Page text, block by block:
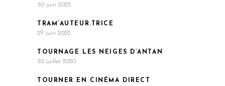
30 juin 2022
TRAM’AUTEUR.TRICE
29 juin 2022
TOURNAGE LES NEIGES D’ANTAN
30 juillet 2020
TOURNER EN CINÉMA DIRECT